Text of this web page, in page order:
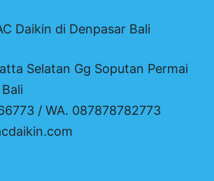
Daikin di Denpasar Bali
Selatan Gg Soputan Permai
/ WA. 087878782773